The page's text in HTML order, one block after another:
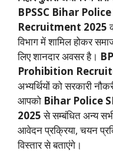
BPSSC Bihar
Recruitment 2025
विभाग में शामिल होकर
लिए शानदार अवसर है।
Prohibition
अभ्यर्थियों को सरकारी
आपको Bihar Police
2025से सम्बंधित अन्य
आवेदन प्रक्रिया, चयन
विस्तार से बताएंगे।